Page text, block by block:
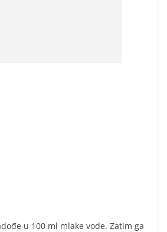
u 100 ml mlake vode. Zatim ga